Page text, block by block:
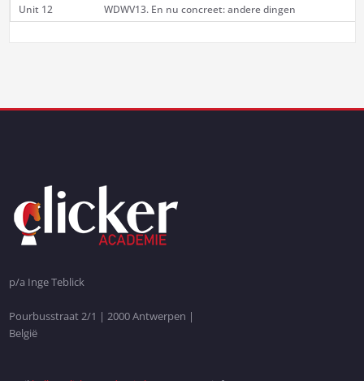
Unit 12
WDWV13. En nu concreet: andere dingen
p/a Inge Teblick
Pourbusstraat 2/1 | 2000 Antwerpen |
België